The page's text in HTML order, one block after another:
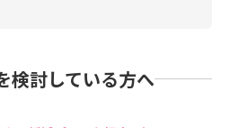
というと、ファッション業界にいる
きは女性受けする服が好きだった
検討している方へ